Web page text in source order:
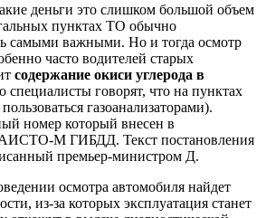
деньги это слишком большой объем
пунктах ТО обычно
самыми важными. Но и тогда осмотр
часто водителей старых
содержание окиси углерода в
специалисты говорят, что на пунктах
газоанализаторами).
номер который внесен в
М ГИБДД. Текст постановления
премьер-министром Д.
осмотра автомобиля найдет
из-за которых эксплуатация станет